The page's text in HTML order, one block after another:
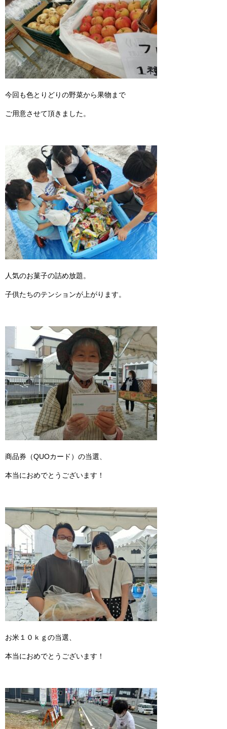
今回も色とりどりの野菜から果物まで
ご用意させて頂きました。
人気のお菓子の詰め放題。
子供たちのテンションが上がります。
商品券（QUOカード）の当選、
本当におめでとうございます！
お米１０ｋｇの当選、
本当におめでとうございます！